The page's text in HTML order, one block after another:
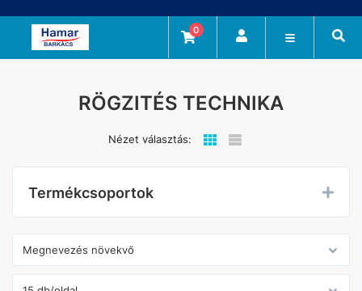
0
RÖGZITÉS TECHNIKA
Nézet választás:
Termékcsoportok